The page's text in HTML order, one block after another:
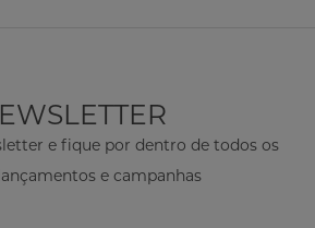
e fique por dentro de todos os
e campanhas